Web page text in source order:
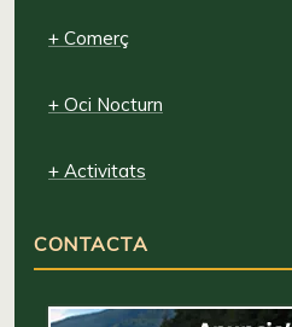
+ Comerç
+ Oci Nocturn
+ Activitats
CONTACTA